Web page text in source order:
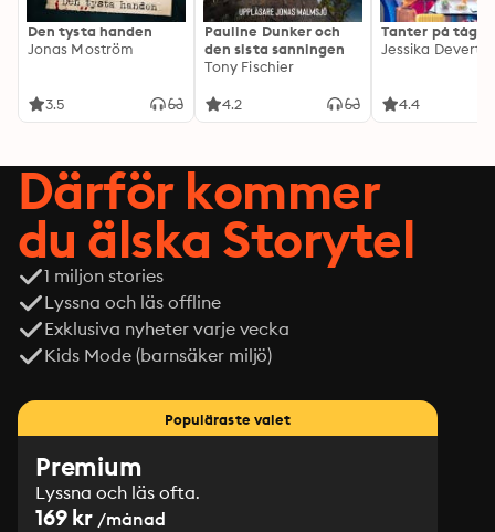
book four, but doesn't need to be listened to in any
particular order to be enjoyed.
Den tysta handen
Jonas Moström
3.5
Pauline Dunker och
den sista sanningen
Tony Fischier
4.2
Tanter på tåg
Jessika Devert
4.4
Därför kommer
du älska Storytel
1 miljon stories
Lyssna och läs offline
Exklusiva nyheter varje vecka
Kids Mode (barnsäker miljö)
Populäraste valet
Premium
Lyssna och läs ofta.
169 kr /månad